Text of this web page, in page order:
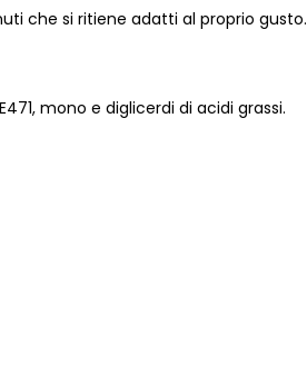
che si ritiene adatti al proprio gusto.
mono e diglicerdi di acidi grassi.